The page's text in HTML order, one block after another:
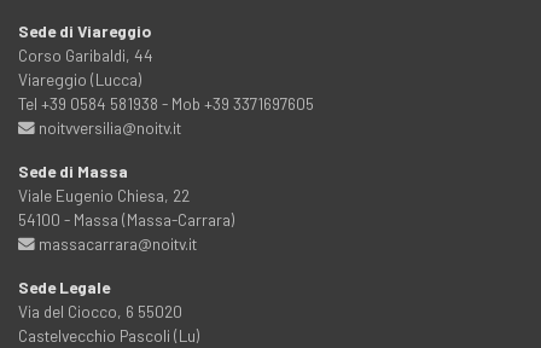
Sede di Viareggio
Corso Garibaldi, 44
Viareggio (Lucca)
Tel +39 0584 581938 - Mob +39 3371697605
noitvversilia@noitv.it
Sede di Massa
Viale Eugenio Chiesa, 22
54100 - Massa (Massa-Carrara)
massacarrara@noitv.it
Sede Legale
Via del Ciocco, 6 55020
Castelvecchio Pascoli (Lu)